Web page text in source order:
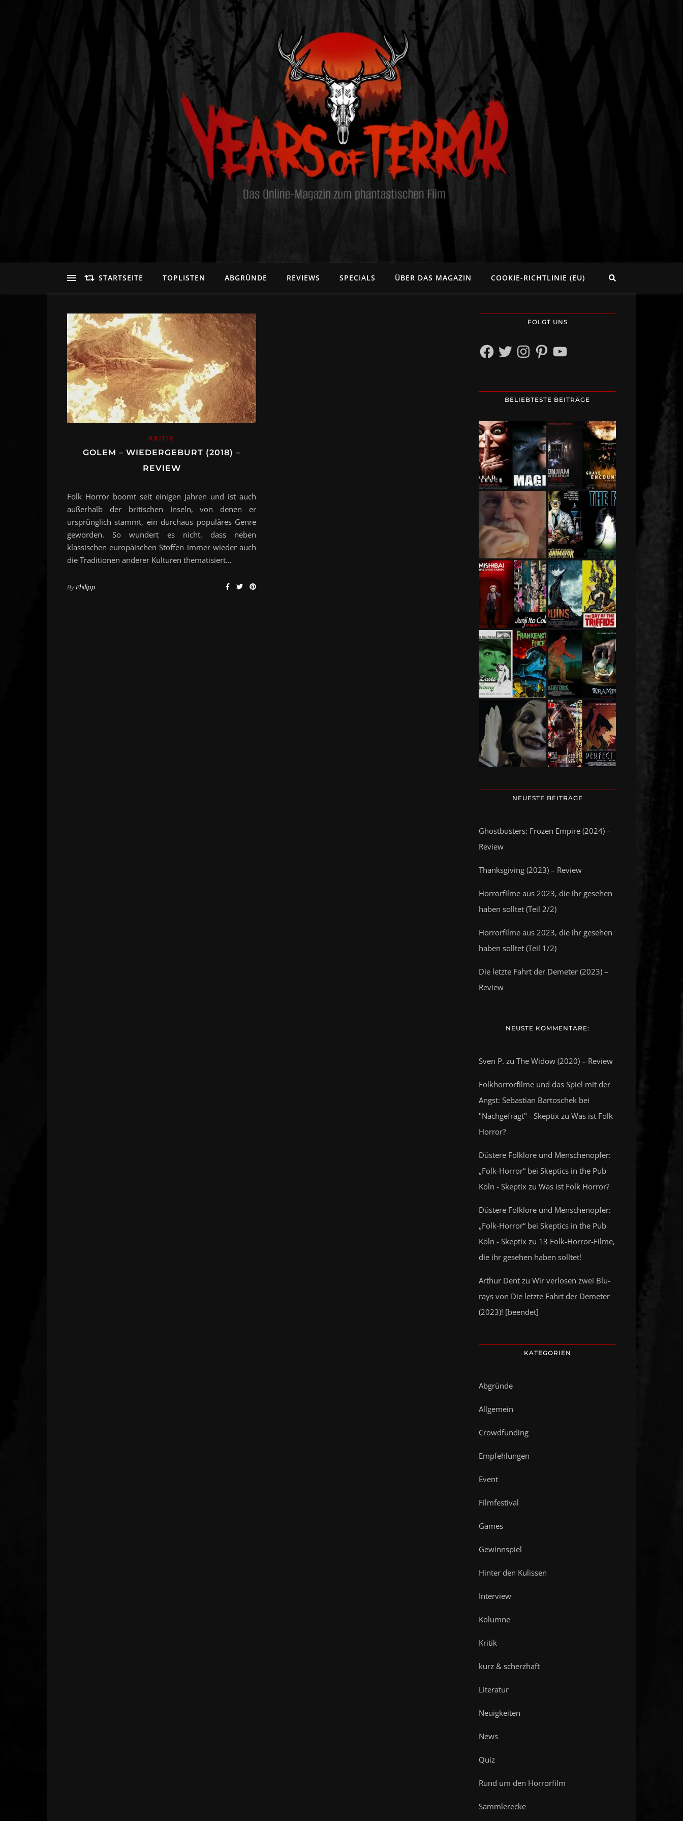
STARTSEITE TOPLISTEN ABGRÜNDE REVIEWS SPECIALS ÜBER DAS MAGAZIN COOKIE-RICHTLINIE (EU)
KRITIK
GOLEM – WIEDERGEBURT (2018) –
REVIEW
Folk Horror boomt seit einigen Jahren und ist auch
außerhalb der britischen Inseln, von denen er
ursprünglich stammt, ein durchaus populäres Genre
geworden. So wundert es nicht, dass neben
klassischen europäischen Stoffen immer wieder auch
die Traditionen anderer Kulturen thematisiert…
ByPhilipp
FOLGT UNS
Facebook
TwitterInstagramPinterestYouTube
BELIEBTESTE BEITRÄGE
NEUESTE BEITRÄGE
Ghostbusters: Frozen Empire (2024) –
Review
Thanksgiving (2023) – Review
Horrorfilme aus 2023, die ihr gesehen
haben solltet (Teil 2/2)
Horrorfilme aus 2023, die ihr gesehen
haben solltet (Teil 1/2)
Die letzte Fahrt der Demeter (2023) –
Review
NEUSTE KOMMENTARE:
Sven P. zu The Widow (2020) – Review
Folkhorrorfilme und das Spiel mit der
Angst: Sebastian Bartoschek bei
"Nachgefragt" - Skeptix zu Was ist Folk
Horror?
Düstere Folklore und Menschenopfer:
„Folk-Horror“ bei Skeptics in the Pub
Köln - Skeptix zu Was ist Folk Horror?
Düstere Folklore und Menschenopfer:
„Folk-Horror“ bei Skeptics in the Pub
Köln - Skeptix zu 13 Folk-Horror-Filme,
die ihr gesehen haben solltet!
Arthur Dent zu Wir verlosen zwei Blu-
rays von Die letzte Fahrt der Demeter
(2023)! [beendet]
KATEGORIEN
Abgründe
Allgemein
Crowdfunding
Empfehlungen
Event
Filmfestival
Games
Gewinnspiel
Hinter den Kulissen
Interview
Kolumne
Kritik
kurz & scherzhaft
Literatur
Neuigkeiten
News
Quiz
Rund um den Horrorfilm
Sammlerecke